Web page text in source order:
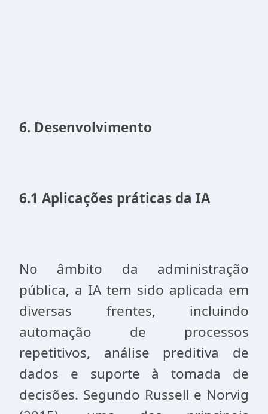
6. Desenvolvimento
6.1 Aplicações práticas da IA
No âmbito da administração
pública, a IA tem sido aplicada em
diversas frentes, incluindo
automação de processos
repetitivos, análise preditiva de
dados e suporte à tomada de
decisões. Segundo Russell e Norvig